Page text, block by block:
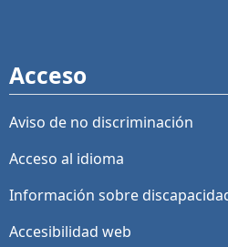
Acceso
Aviso de no discriminación
Acceso al idioma
Información sobre
Accesibilidad web